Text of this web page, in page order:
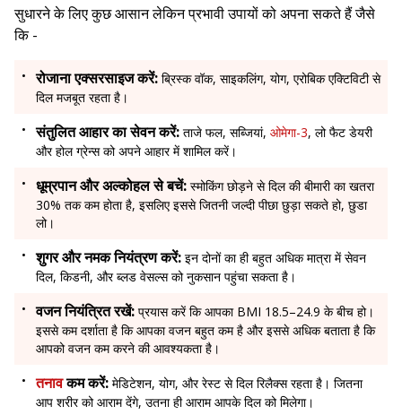
सुधारने के लिए कुछ आसान लेकिन प्रभावी उपायों को अपना सकते हैं जैसे
कि -
रोजाना एक्सरसाइज करें: ब्रिस्क वॉक, साइकलिंग, योग, एरोबिक एक्टिविटी से
दिल मजबूत रहता है।
संतुलित आहार का सेवन करें: ताजे फल, सब्जियां, ओमेगा-3, लो फैट डेयरी
और होल ग्रेन्स को अपने आहार में शामिल करें।
धूम्रपान और अल्कोहल से बचें: स्मोकिंग छोड़ने से दिल की बीमारी का खतरा
30% तक कम होता है, इसलिए इससे जितनी जल्दी पीछा छुड़ा सकते हो, छुडा
लो।
शुगर और नमक नियंत्रण करें: इन दोनों का ही बहुत अधिक मात्रा में सेवन
दिल, किडनी, और ब्लड वेसल्स को नुकसान पहुंचा सकता है।
वजन नियंत्रित रखें: प्रयास करें कि आपका BMI 18.5–24.9 के बीच हो।
इससे कम दर्शाता है कि आपका वजन बहुत कम है और इससे अधिक बताता है कि
आपको वजन कम करने की आवश्यकता है।
तनावकम करें: मेडिटेशन, योग, और रेस्ट से दिल रिलैक्स रहता है। जितना
आप शरीर को आराम देंगे, उतना ही आराम आपके दिल को मिलेगा।